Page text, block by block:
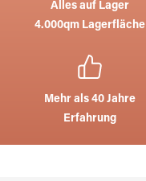
Alles auf Lager
4.000qm Lagerfläche
Mehr als 40 Jahre
Erfahrung